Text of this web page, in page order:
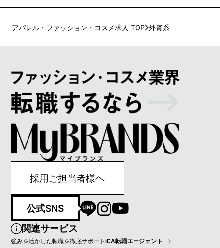
アパレル・ファッション・コスメ求人 TOP 外資系
採用ご担当者様ヘ
公式SNS
関連サービス
強みを活かした転職を徹底サポートiDA転職エージェント